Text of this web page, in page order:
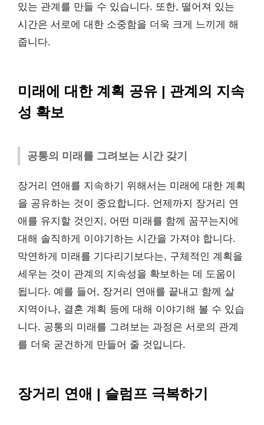
있는 관계를 만들 수 있습니다. 또한, 떨어져 있는
시간은 서로에 대한 소중함을 더욱 크게 느끼게 해
줍니다.
미래에 대한 계획 공유 | 관계의 지속
성 확보
공통의 미래를 그려보는 시간 갖기
장거리 연애를 지속하기 위해서는 미래에 대한 계획
을 공유하는 것이 중요합니다. 언제까지 장거리 연
애를 유지할 것인지, 어떤 미래를 함께 꿈꾸는지에
대해 솔직하게 이야기하는 시간을 가져야 합니다.
막연하게 미래를 기다리기보다는, 구체적인 계획을
세우는 것이 관계의 지속성을 확보하는 데 도움이
됩니다. 예를 들어, 장거리 연애를 끝내고 함께 살
지역이나, 결혼 계획 등에 대해 이야기해 볼 수 있습
니다. 공통의 미래를 그려보는 과정은 서로의 관계
를 더욱 굳건하게 만들어 줄 것입니다.
장거리 연애 | 슬럼프 극복하기